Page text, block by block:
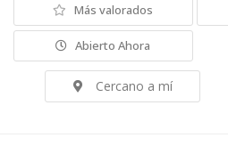
Más valorados
Abierto Ahora
Cercano a mí